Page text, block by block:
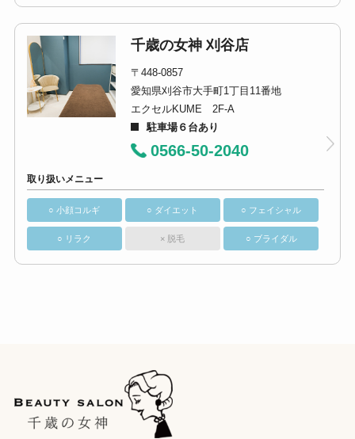
千歳の女神 刈谷店
〒448-0857
愛知県刈谷市大手町1丁目11番地
エクセルKUME 2F-A
駐車場６台あり
0566-50-2040
取り扱いメニュー
○ 小顔コルギ ○ ダイエット ○ フェイシャル
○ リラク × 脱毛 ○ ブライダル